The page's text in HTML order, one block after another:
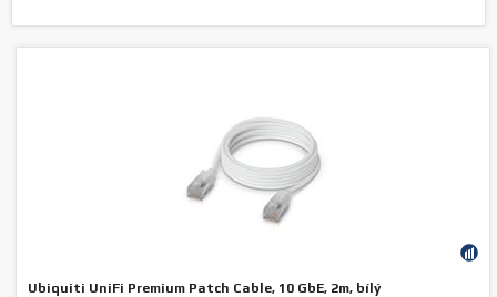
Ubiquiti UniFi Premium Patch Cable, 10 GbE, 2m, bílý